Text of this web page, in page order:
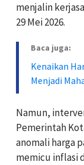
menjalin
29 Mei 2026.
Baca juga:
Kenaikan
Menjadi
‎‎Namun,
Pemerintah
anomali harga
memicu inflasi